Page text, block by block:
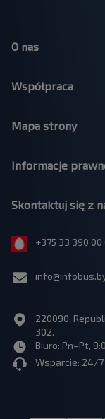
O nas
Współpraca
Mapa strony
Informacje
Skontaktuj się z
+375 33 390
220090,
302.
Biuro: Pn–Pt,
Wsparcie: 24/7